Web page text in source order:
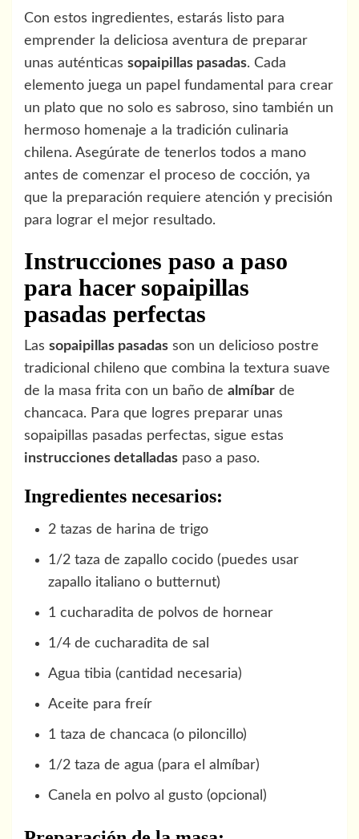
Con estos ingredientes, estarás listo para
emprender la deliciosa aventura de preparar
unas auténticas sopaipillas pasadas. Cada
elemento juega un papel fundamental para crear
un plato que no solo es sabroso, sino también un
hermoso homenaje a la tradición culinaria
chilena. Asegúrate de tenerlos todos a mano
antes de comenzar el proceso de cocción, ya
que la preparación requiere atención y precisión
para lograr el mejor resultado.
Instrucciones paso a paso
para hacer sopaipillas
pasadas perfectas
Las sopaipillas pasadas son un delicioso postre
tradicional chileno que combina la textura suave
de la masa frita con un baño de almíbar de
chancaca. Para que logres preparar unas
sopaipillas pasadas perfectas, sigue estas
instrucciones detalladas paso a paso.
Ingredientes necesarios:
2 tazas de harina de trigo
1/2 taza de zapallo cocido (puedes usar
zapallo italiano o butternut)
1 cucharadita de polvos de hornear
1/4 de cucharadita de sal
Agua tibia (cantidad necesaria)
Aceite para freír
1 taza de chancaca (o piloncillo)
1/2 taza de agua (para el almíbar)
Canela en polvo al gusto (opcional)